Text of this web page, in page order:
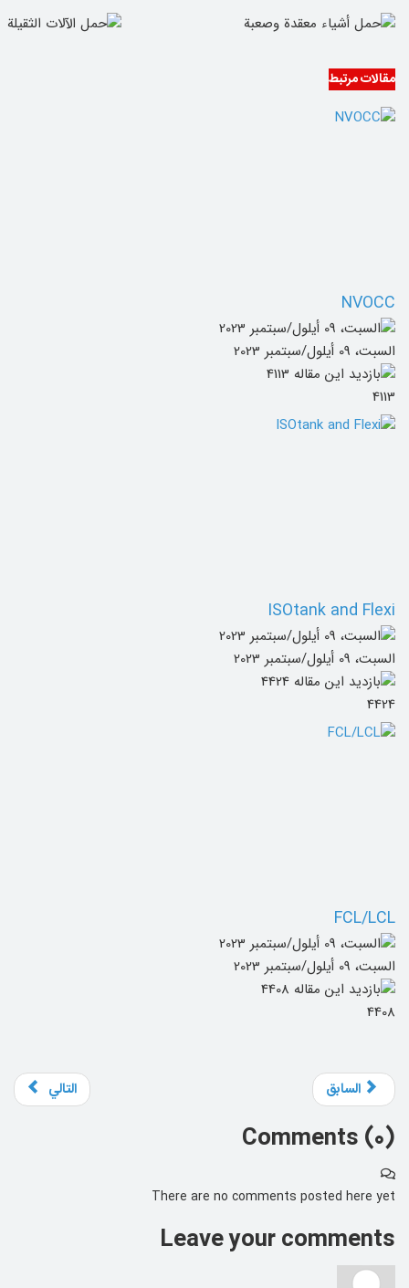
مقالات مرتبط
NVOCC
السبت، 09 أيلول/سبتمبر 2023
4113
ISOtank and Flexi
السبت، 09 أيلول/سبتمبر 2023
4424
FCL/LCL
السبت، 09 أيلول/سبتمبر 2023
4408
السابق التالي
Comments (0)
There are no comments posted here yet
Leave your comments